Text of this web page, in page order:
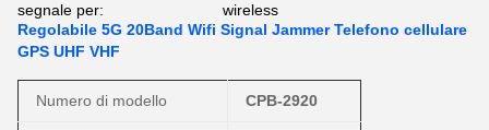
segnale per:
wireless
Regolabile 5G 20Band Wifi Signal Jammer Telefono cellulare
GPS UHF VHF
Numero di modello CPB-2920